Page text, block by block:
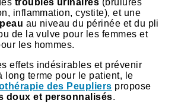
troubles urinaires (brûlures
inflammation, cystite), et une
au niveau du périnée et du pli
de la vulve pour les femmes et
les hommes.
effets indésirables et prévenir
long terme pour le patient, le
des Peupliers propose
doux et personnalisés.